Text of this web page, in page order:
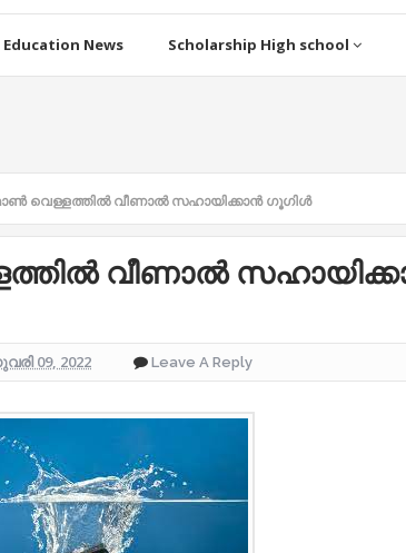
Education News Scholarship High school
വെള്ളത്തിൽ വീണാൽ സഹായിക്കാന്‍ ഗൂഗിള്‍
വീണാൽ
09, 2022 Leave A Reply